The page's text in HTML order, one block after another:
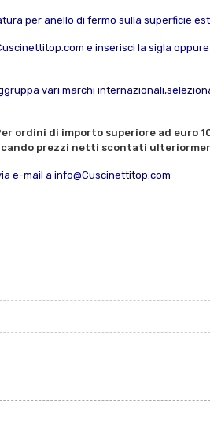
per anello di fermo sulla superficie
e inserisci la sigla
vari marchi
ordini di importo superiore ad
prezzi netti scontati
e-mail a info@Cuscinettitop.com